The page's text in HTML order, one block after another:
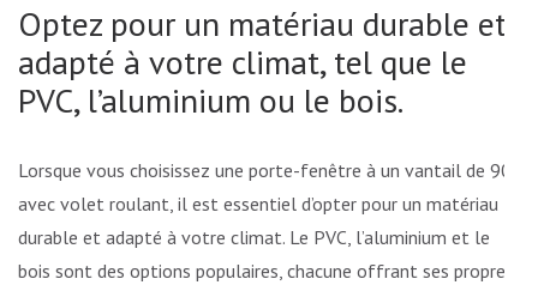
Optez pour un matériau durable et
adapté à votre climat, tel que le
PVC, l’aluminium ou le bois.
Lorsque vous choisissez une porte-fenêtre à un vantail de 90
avec volet roulant, il est essentiel d’opter pour un matériau
durable et adapté à votre climat. Le PVC, l’aluminium et le
bois sont des options populaires, chacune offrant ses propres